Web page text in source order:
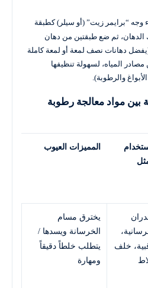
وجه “برايمر زيت” (أو سيلر) كطبقة
ثم ضع طبقتين من دهان
(يفضل دهانات نصف لمعة أو لمعة كاملة
المياه، لسهولة تنظيفها
والرطوبة).
بين مواد معالجة رطوبة
المميزات العيوب
خلف
يخترق مسام
الخرسانة ويسدها /
يتطلب خلطاً دقيقاً
ومهارة